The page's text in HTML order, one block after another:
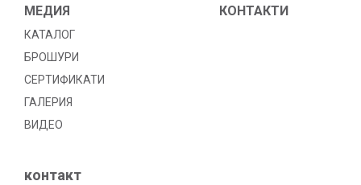
МЕДИЯ
КАТАЛОГ
БРОШУРИ
СЕРТИФИКАТИ
ГАЛЕРИЯ
ВИДЕО
КОНТАКТИ
контакт